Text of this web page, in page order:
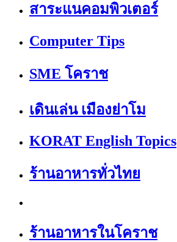
สาระแนคอมพิวเตอร์
Computer Tips
SME โคราช
เดินเล่น เมืองย่าโม
KORAT English Topics
ร้านอาหารทั่วไทย
ร้านอาหารในโคราช